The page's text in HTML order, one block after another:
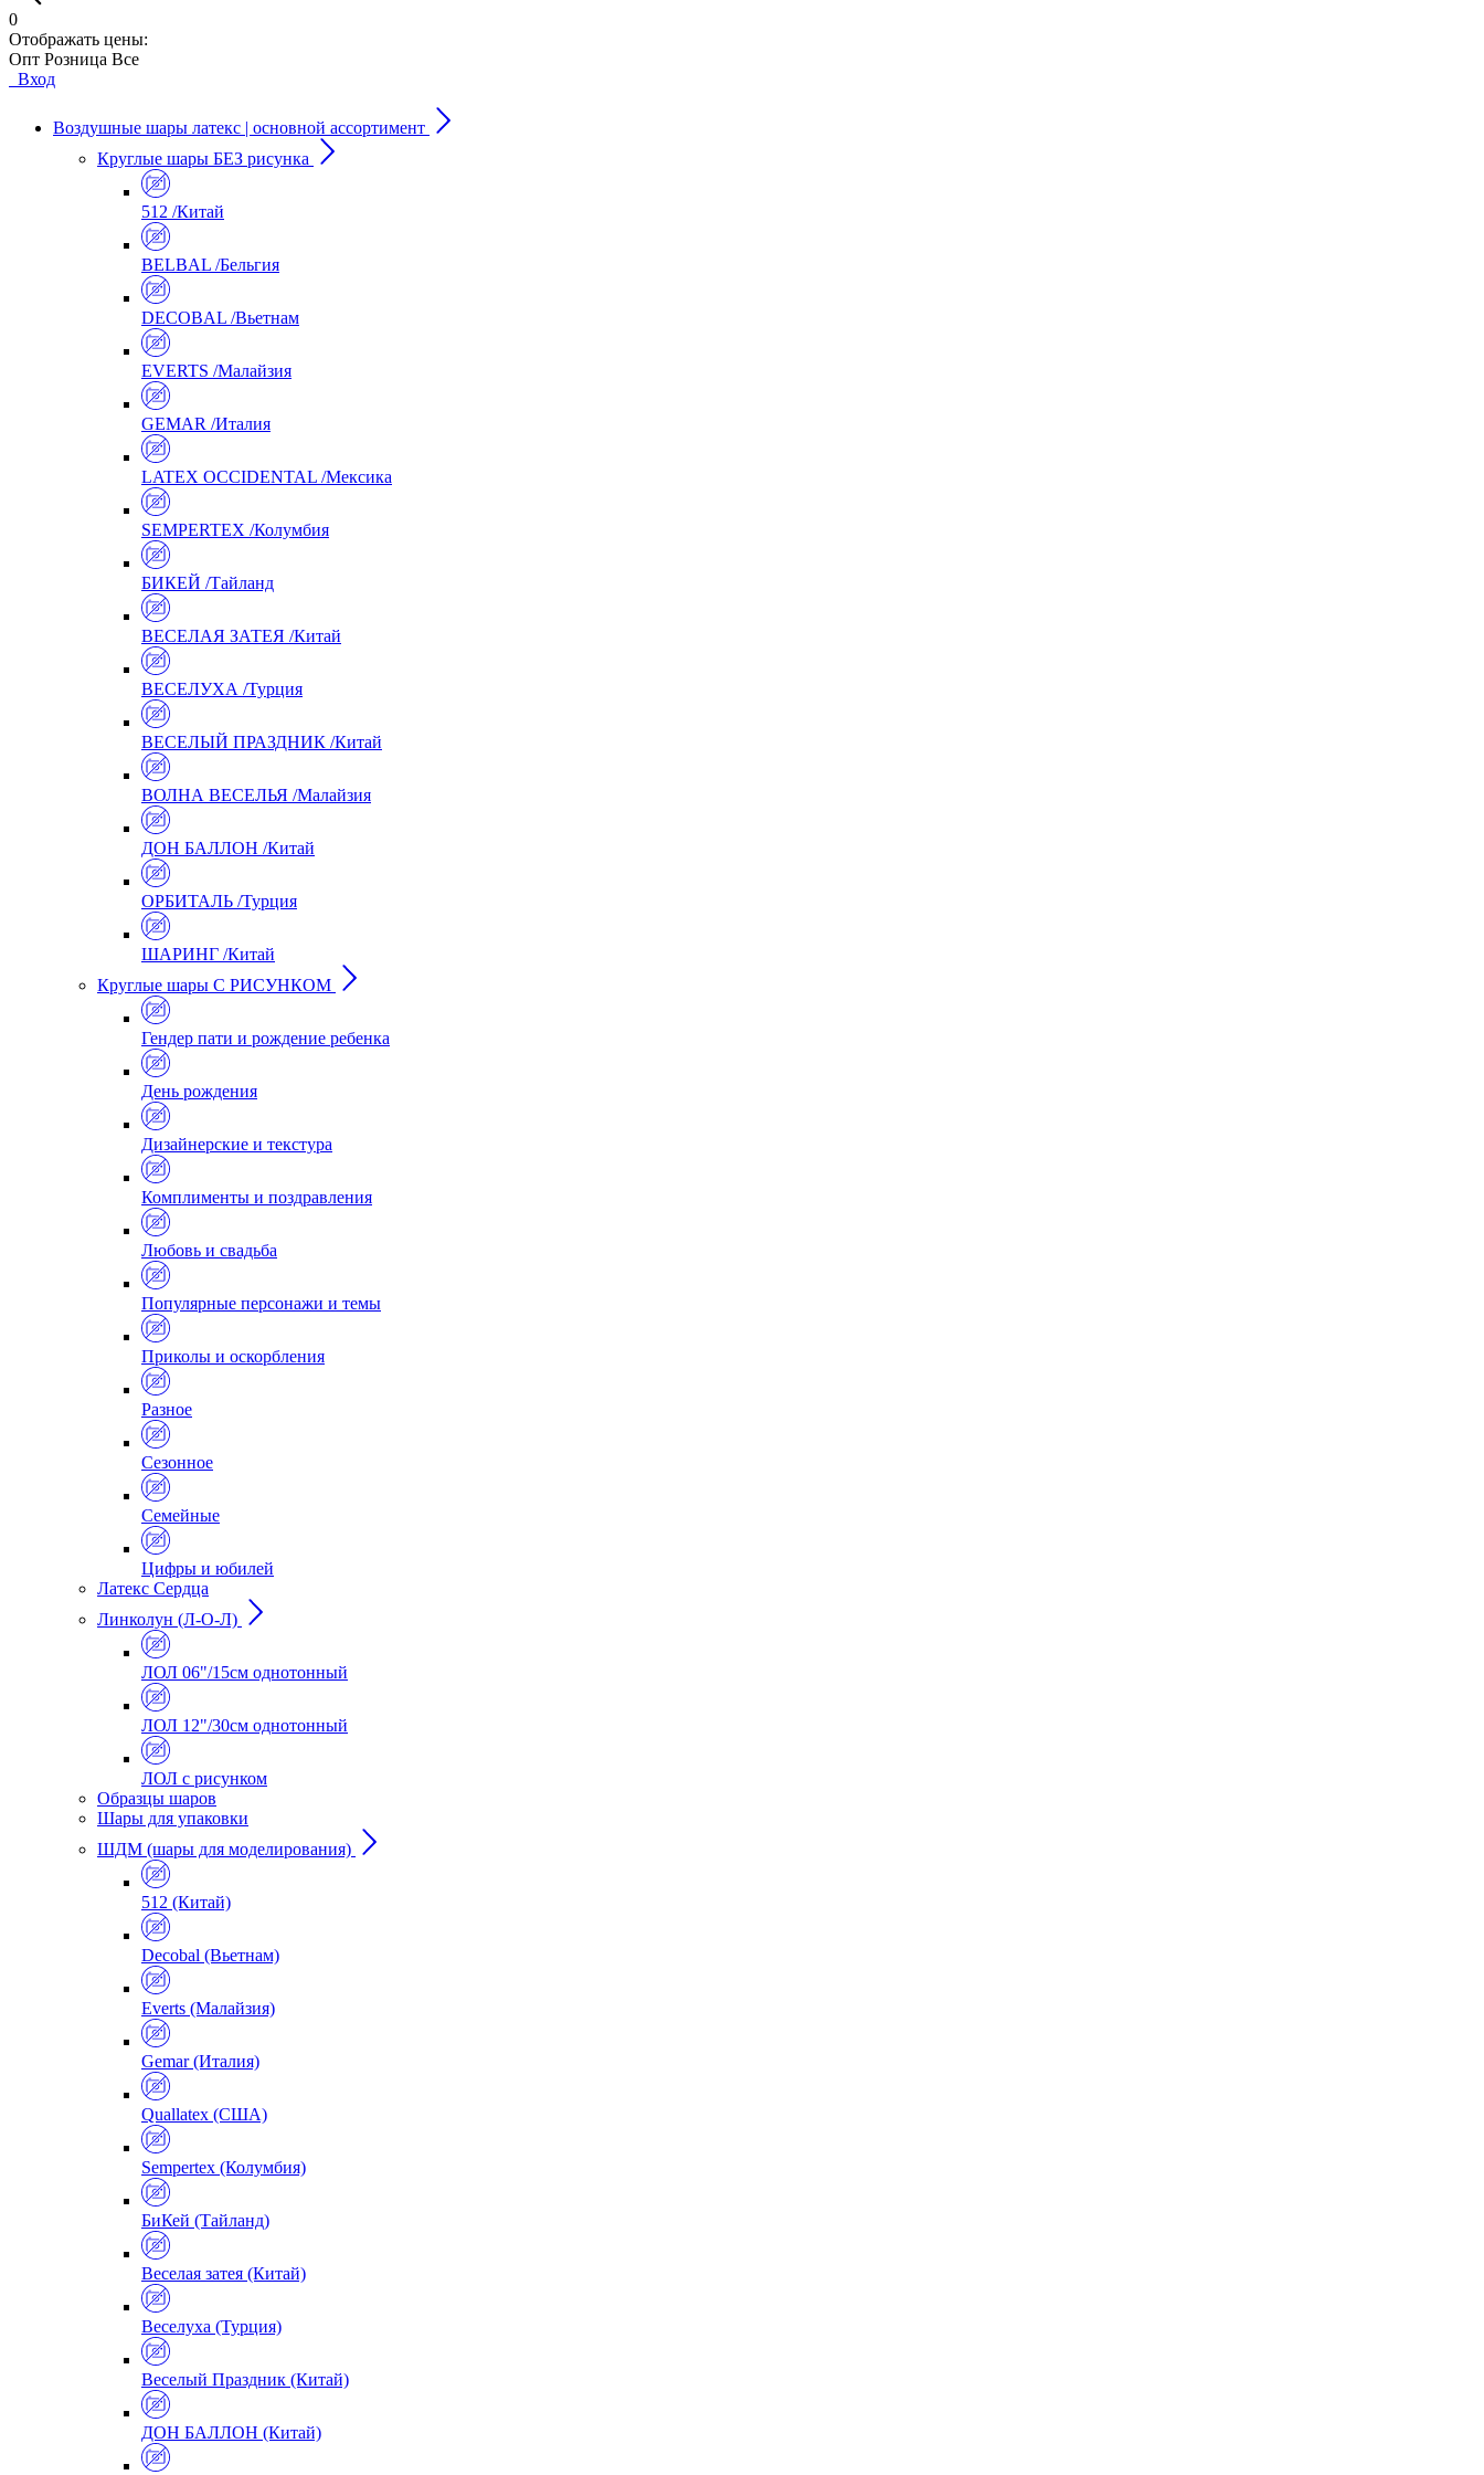
0
Отображать цены:
Опт Розница Все
Вход
Воздушные шары латекс | основной ассортимент
Круглые шары БЕЗ рисунка
512 /Китай
BELBAL /Бельгия
DECOBAL /Вьетнам
EVERTS /Малайзия
GEMAR /Италия
LATEX OCCIDENTAL /Мексика
SEMPERTEX /Колумбия
БИКЕЙ /Тайланд
ВЕСЕЛАЯ ЗАТЕЯ /Китай
ВЕСЕЛУХА /Турция
ВЕСЕЛЫЙ ПРАЗДНИК /Китай
ВОЛНА ВЕСЕЛЬЯ /Малайзия
ДОН БАЛЛОН /Китай
ОРБИТАЛЬ /Турция
ШАРИНГ /Китай
Круглые шары С РИСУНКОМ
Гендер пати и рождение ребенка
День рождения
Дизайнерские и текстура
Комплименты и поздравления
Любовь и свадьба
Популярные персонажи и темы
Приколы и оскорбления
Разное
Сезонное
Семейные
Цифры и юбилей
Латекс Сердца
Линколун (Л-О-Л)
ЛОЛ 06"/15см однотонный
ЛОЛ 12"/30см однотонный
ЛОЛ с рисунком
Образцы шаров
Шары для упаковки
ШДМ (шары для моделирования)
512 (Китай)
Decobal (Вьетнам)
Everts (Малайзия)
Gemar (Италия)
Quallatex (США)
Sempertex (Колумбия)
БиКей (Тайланд)
Веселая затея (Китай)
Веселуха (Турция)
Веселый Праздник (Китай)
ДОН БАЛЛОН (Китай)